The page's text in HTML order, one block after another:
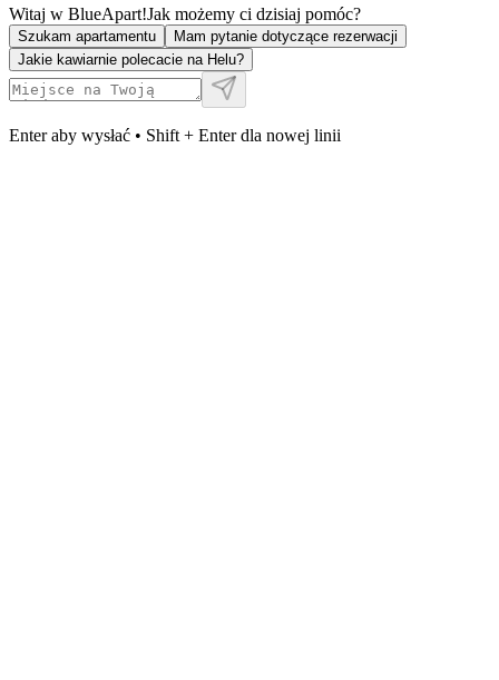
Witaj w BlueApart!Jak możemy ci dzisiaj pomóc?
Szukam apartamentu
Mam pytanie dotyczące rezerwacji
Jakie kawiarnie polecacie na Helu?
Enter aby wysłać • Shift + Enter dla nowej linii